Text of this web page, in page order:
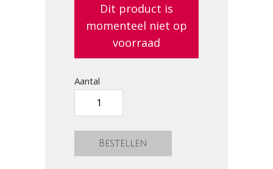
Dit product is
momenteel niet op
voorraad
Aantal